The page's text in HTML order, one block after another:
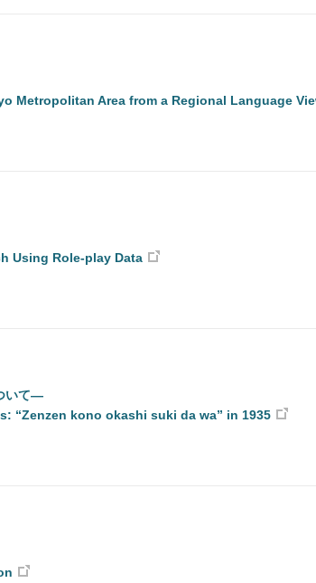
Metropolitan Area from a Regional Language
Using Role-play Data
いて―
“Zenzen kono okashi suki da wa” in 1935